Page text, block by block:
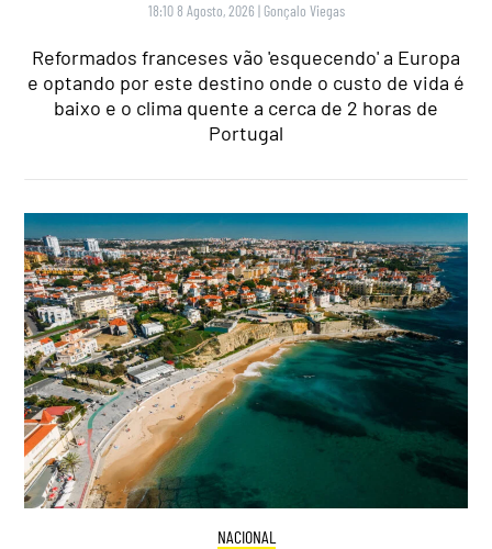
18:10 8 Agosto, 2026 | Gonçalo Viegas
Reformados franceses vão 'esquecendo' a Europa
e optando por este destino onde o custo de vida é
baixo e o clima quente a cerca de 2 horas de
Portugal
NACIONAL